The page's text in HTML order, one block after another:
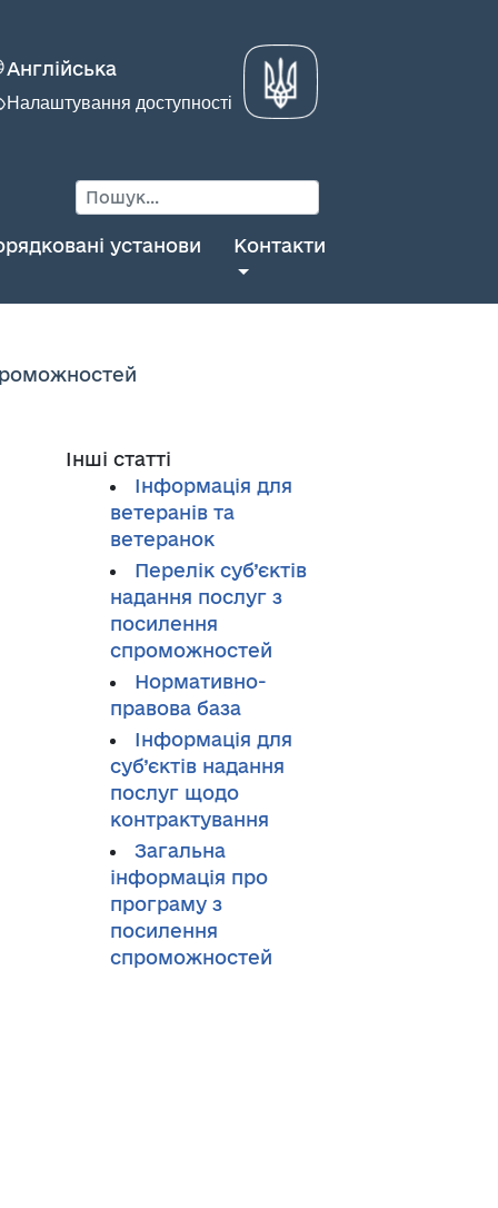
Англійська
Налаштування доступності
установи Контакти
Інші статті
Інформація для
ветеранів та
ветеранок
Перелік суб’єктів
надання послуг з
посилення
спроможностей
Нормативно-
правова база
Інформація для
суб’єктів надання
послуг щодо
контрактування
Загальна
інформація про
програму з
посилення
спроможностей